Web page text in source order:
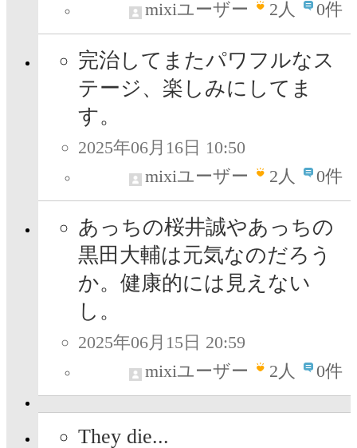
mixiユーザー
2人 0件
完治してまたパワフルなス
テージ、楽しみにしてま
す。
2025年06月16日 10:50
mixiユーザー
2人 0件
あっちの桜井誠やあっちの
黒田大輔は元気なのだろう
か。健康的には見えない
し。
2025年06月15日 20:59
mixiユーザー
2人 0件
They die...